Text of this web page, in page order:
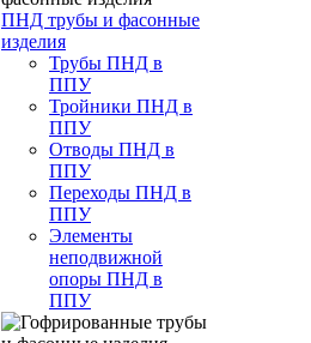
ПНД трубы и фасонные
изделия
Трубы ПНД в
ППУ
Тройники ПНД в
ППУ
Отводы ПНД в
ППУ
Переходы ПНД в
ППУ
Элементы
неподвижной
опоры ПНД в
ППУ